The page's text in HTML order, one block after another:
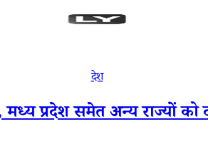
देश
मध्य प्रदेश समेत अन्य राज्यों